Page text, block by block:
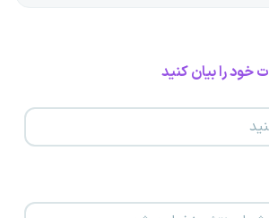
خود را بیان کنید